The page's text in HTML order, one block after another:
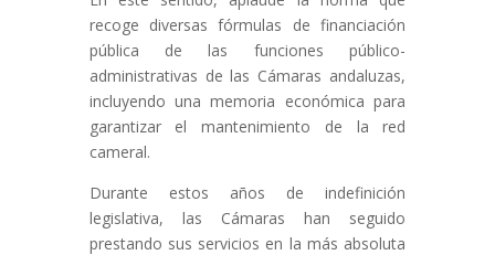
recoge diversas fórmulas de financiación
pública de las funciones público-
administrativas de las Cámaras andaluzas,
incluyendo una memoria económica para
garantizar el mantenimiento de la red
cameral.
Durante estos años de indefinición
legislativa, las Cámaras han seguido
prestando sus servicios en la más absoluta